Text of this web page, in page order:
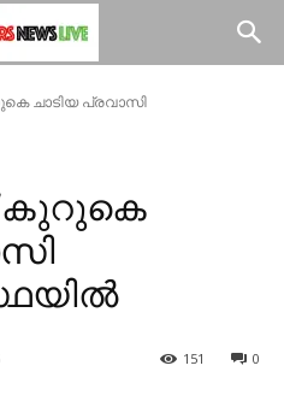
ചാടിയ പ്രവാസി
കുറുകെ
0
151